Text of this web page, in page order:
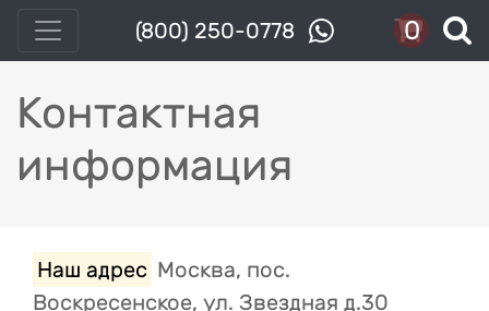
(800) 250-0778 0
Контактная
информация
Наш адрес Москва, пос.
Воскресенское, ул. Звездная д.30